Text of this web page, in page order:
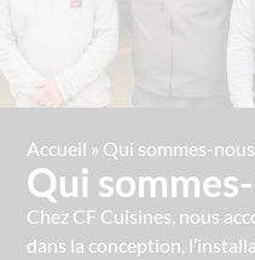
Accueil » Qui sommes-nous
Qui
Chez CF Cuisines, nous
dans la conception,